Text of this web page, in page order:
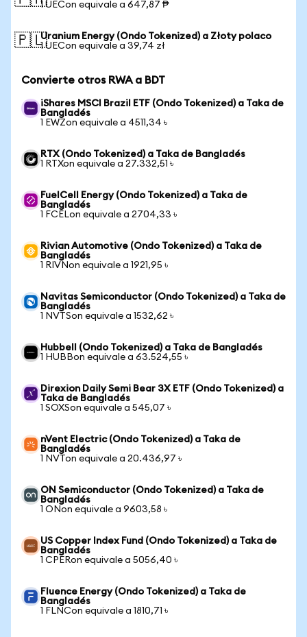
1 UECon equivale a 647,87 ₱
🇵🇱Uranium Energy (Ondo Tokenized) a Złoty polaco
1 UECon equivale a 39,74 zł
Convierte otros RWA a BDT
iShares MSCI Brazil ETF (Ondo Tokenized) a Taka de
Bangladés
1 EWZon equivale a 4511,34 ৳
RTX (Ondo Tokenized) a Taka de Bangladés
1 RTXon equivale a 27.332,51 ৳
FuelCell Energy (Ondo Tokenized) a Taka de
Bangladés
1 FCELon equivale a 2704,33 ৳
Rivian Automotive (Ondo Tokenized) a Taka de
Bangladés
1 RIVNon equivale a 1921,95 ৳
Navitas Semiconductor (Ondo Tokenized) a Taka de
Bangladés
1 NVTSon equivale a 1532,62 ৳
Hubbell (Ondo Tokenized) a Taka de Bangladés
1 HUBBon equivale a 63.524,55 ৳
Direxion Daily Semi Bear 3X ETF (Ondo Tokenized) a
Taka de Bangladés
1 SOXSon equivale a 545,07 ৳
nVent Electric (Ondo Tokenized) a Taka de
Bangladés
1 NVTon equivale a 20.436,97 ৳
ON Semiconductor (Ondo Tokenized) a Taka de
Bangladés
1 ONon equivale a 9603,58 ৳
US Copper Index Fund (Ondo Tokenized) a Taka de
Bangladés
1 CPERon equivale a 5056,40 ৳
Fluence Energy (Ondo Tokenized) a Taka de
Bangladés
1 FLNCon equivale a 1810,71 ৳